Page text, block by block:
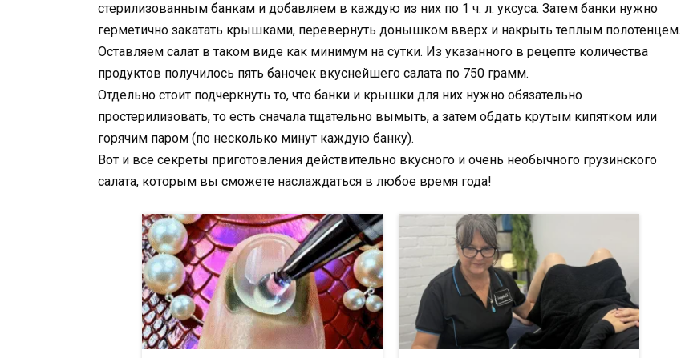
стерилизованным банкам и добавляем в каждую из них по 1 ч. л. уксуса. Затем банки нужно
герметично закатать крышками, перевернуть донышком вверх и накрыть теплым полотенцем.
Оставляем салат в таком виде как минимум на сутки. Из указанного в рецепте количества
продуктов получилось пять баночек вкуснейшего салата по 750 грамм.
Отдельно стоит подчеркнуть то, что банки и крышки для них нужно обязательно
простерилизовать, то есть сначала тщательно вымыть, а затем обдать крутым кипятком или
горячим паром (по несколько минут каждую банку).
Вот и все секреты приготовления действительно вкусного и очень необычного грузинского
салата, которым вы сможете наслаждаться в любое время года!